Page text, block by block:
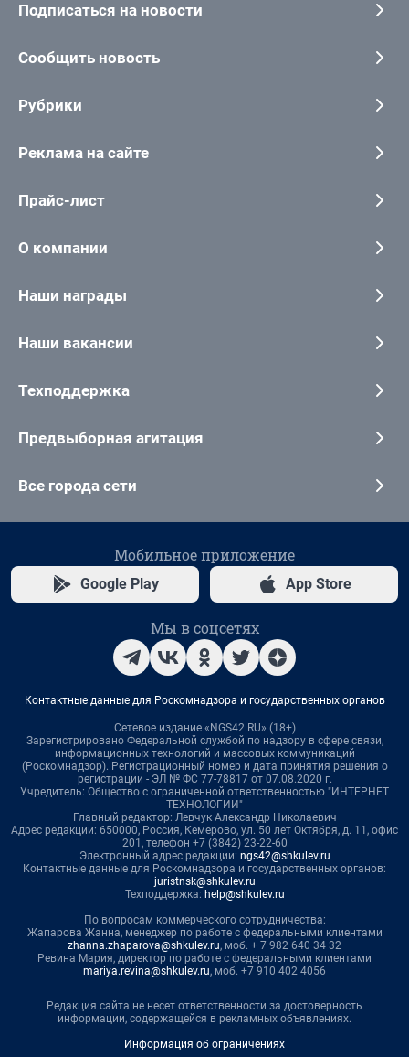
Подписаться на новости
Сообщить новость
Рубрики
Реклама на сайте
Прайс-лист
О компании
Наши награды
Наши вакансии
Техподдержка
Предвыборная агитация
Все города сети
Мобильное приложение
Google Play App Store
Мы в соцсетях
Контактные данные для Роскомнадзора и государственных органов
Сетевое издание «NGS42.RU» (18+)
Зарегистрировано Федеральной службой по надзору в сфере связи,
информационных технологий и массовых коммуникаций
(Роскомнадзор). Регистрационный номер и дата принятия решения о
регистрации - ЭЛ № ФС 77-78817 от 07.08.2020 г.
Учредитель: Общество с ограниченной ответственностью "ИНТЕРНЕТ
ТЕХНОЛОГИИ"
Главный редактор: Левчук Александр Николаевич
Адрес редакции: 650000, Россия, Кемерово, ул. 50 лет Октября, д. 11, офис
201, телефон +7 (3842) 23-22-60
Электронный адрес редакции: ngs42@shkulev.ru
Контактные данные для Роскомнадзора и государственных органов:
juristnsk@shkulev.ru
Техподдержка: help@shkulev.ru
По вопросам коммерческого сотрудничества:
Жапарова Жанна, менеджер по работе с федеральными клиентами
zhanna.zhaparova@shkulev.ru, моб. + 7 982 640 34 32
Ревина Мария, директор по работе с федеральными клиентами
mariya.revina@shkulev.ru, моб. +7 910 402 4056
Редакция сайта не несет ответственности за достоверность
информации, содержащейся в рекламных объявлениях.
Информация об ограничениях